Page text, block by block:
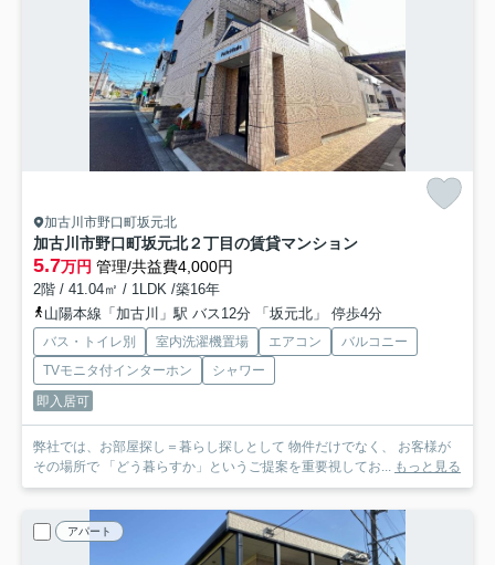
加古川市野口町坂元北
加古川市野口町坂元北２丁目の賃貸マンション
5.7万円 管理/共益費4,000円
2階 / 41.04㎡ / 1LDK /築16年
山陽本線「加古川」駅 バス12分 「坂元北」 停歩4分
バス・トイレ別 室内洗濯機置場 エアコン
バルコニー
TVモニタ付インターホン
シャワー
即入居可
弊社では、お部屋探し＝暮らし探しとして 物件だけでなく、 お客様が
その場所で 「どう暮らすか」というご提案を重要視してお... もっと見る
アパート